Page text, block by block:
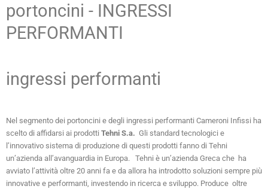
portoncini - INGRESSI
PERFORMANTI
ingressi performanti
Nel segmento dei portoncini e degli ingressi performanti Cameroni Infissi ha
scelto di affidarsi ai prodotti Tehni S.a. Gli standard tecnologici e
l’innovativo sistema di produzione di questi prodotti fanno di Tehni
un’azienda all’avanguardia in Europa. Tehni è un’azienda Greca che ha
avviato l’attività oltre 20 anni fa e da allora ha introdotto soluzioni sempre più
innovative e performanti, investendo in ricerca e sviluppo. Produce oltre